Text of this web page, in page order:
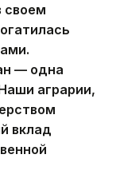
своем
— одна
аграрии,
вклад